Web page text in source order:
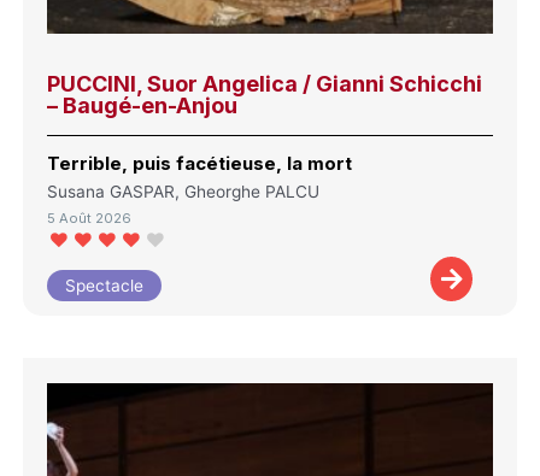
PUCCINI, Suor Angelica / Gianni Schicchi
– Baugé-en-Anjou
Terrible, puis facétieuse, la mort
Susana GASPAR, Gheorghe PALCU
5 Août 2026
Spectacle